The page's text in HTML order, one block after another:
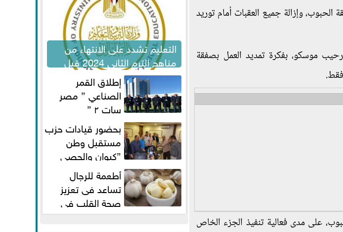
وإزالة جميع العقبات أمام توريد
موسكو، بفكرة تمديد العمل بصفقة
على مدى فعالية تنفيذ الجزء الخاص
التعليم تشدد على الانتهاء من
مناهج الترم الثاني 2024 قبل
الامتحانات
إطلاق القمر
الصناعي ” مصر
سات ٢ ”
بحضور قيادات حزب
مستقبل وطن
”كيوان والحصي
والتمامي وابوحجازي وعيسي” أمانه
كفر...
أطعمة للرجال
تساعد فى تعزيز
صحة القلب فى
سن الأربعين